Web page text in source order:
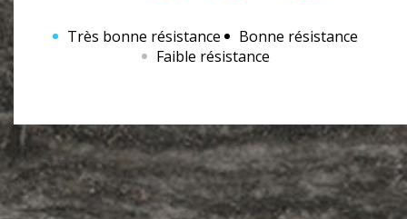
Très bonne résistance
Bonne résistance
Faible résistance